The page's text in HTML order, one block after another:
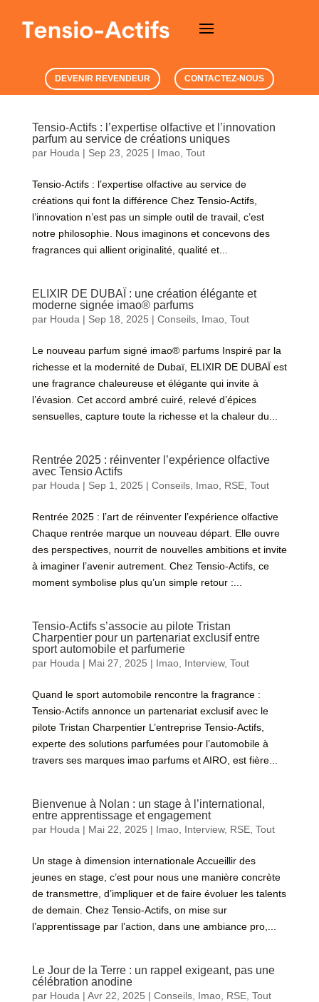
DEVENIR REVENDEUR CONTACTEZ-NOUS
Tensio-Actifs : l’expertise olfactive et l’innovation
parfum au service de créations uniques
par Houda | Sep 23, 2025 | Imao, Tout
Tensio-Actifs : l’expertise olfactive au service de
créations qui font la différence Chez Tensio-Actifs,
l’innovation n’est pas un simple outil de travail, c’est
notre philosophie. Nous imaginons et concevons des
fragrances qui allient originalité, qualité et...
ELIXIR DE DUBAÏ : une création élégante et
moderne signée imao® parfums
par Houda | Sep 18, 2025 | Conseils, Imao, Tout
Le nouveau parfum signé imao® parfums Inspiré par la
richesse et la modernité de Dubaï, ELIXIR DE DUBAÏ est
une fragrance chaleureuse et élégante qui invite à
l’évasion. Cet accord ambré cuiré, relevé d’épices
sensuelles, capture toute la richesse et la chaleur du...
Rentrée 2025 : réinventer l’expérience olfactive
avec Tensio Actifs
par Houda | Sep 1, 2025 | Conseils, Imao, RSE, Tout
Rentrée 2025 : l’art de réinventer l’expérience olfactive
Chaque rentrée marque un nouveau départ. Elle ouvre
des perspectives, nourrit de nouvelles ambitions et invite
à imaginer l’avenir autrement. Chez Tensio‑Actifs, ce
moment symbolise plus qu’un simple retour :...
Tensio-Actifs s’associe au pilote Tristan
Charpentier pour un partenariat exclusif entre
sport automobile et parfumerie
par Houda | Mai 27, 2025 | Imao, Interview, Tout
Quand le sport automobile rencontre la fragrance :
Tensio-Actifs annonce un partenariat exclusif avec le
pilote Tristan Charpentier L’entreprise Tensio-Actifs,
experte des solutions parfumées pour l’automobile à
travers ses marques imao parfums et AIRO, est fière...
Bienvenue à Nolan : un stage à l’international,
entre apprentissage et engagement
par Houda | Mai 22, 2025 | Imao, Interview, RSE, Tout
Un stage à dimension internationale Accueillir des
jeunes en stage, c’est pour nous une manière concrète
de transmettre, d’impliquer et de faire évoluer les talents
de demain. Chez Tensio-Actifs, on mise sur
l’apprentissage par l’action, dans une ambiance pro,...
Le Jour de la Terre : un rappel exigeant, pas une
célébration anodine
par Houda | Avr 22, 2025 | Conseils, Imao, RSE, Tout